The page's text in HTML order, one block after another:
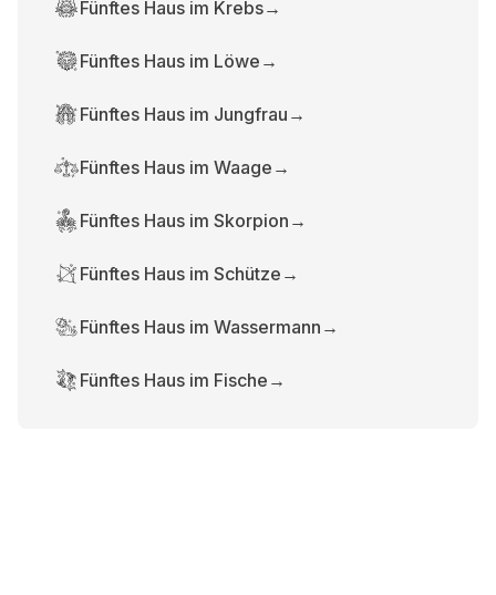
Fünftes Haus im Krebs→
Fünftes Haus im Löwe →
Fünftes Haus im Jungfrau →
Fünftes Haus im Waage →
Fünftes Haus im Skorpion →
Fünftes Haus im Schütze →
Fünftes Haus im Wassermann →
Fünftes Haus im Fische →